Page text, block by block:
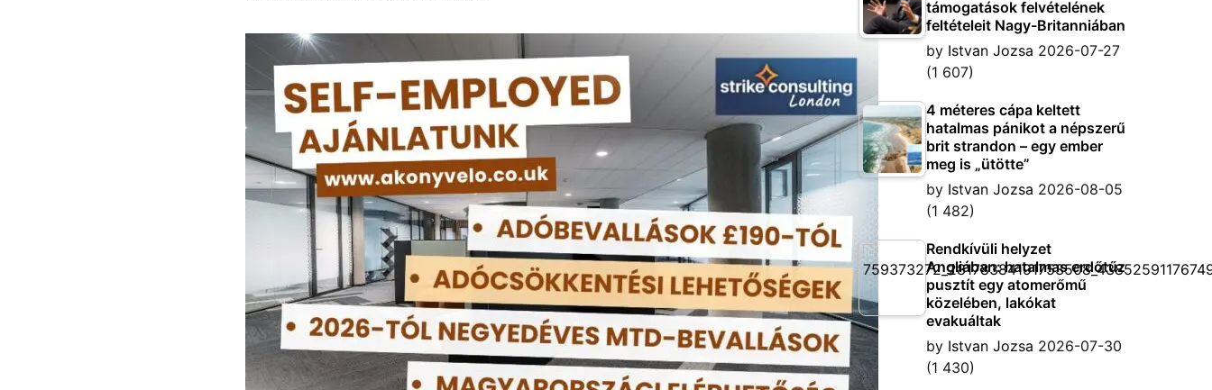
támogatások felvételének
feltételeit Nagy-Britanniában
by Istvan Jozsa 2026-07-27
(1 607)
4 méteres cápa keltett
hatalmas pánikot a népszerű
brit strandon – egy ember
meg is „ütötte”
by Istvan Jozsa 2026-08-05
(1 482)
Rendkívüli helyzet
Angliában: hatalmas erdőtűz
pusztít egy atomerőmű
közelében, lakókat
evakuáltak
by Istvan Jozsa 2026-07-30
(1 430)